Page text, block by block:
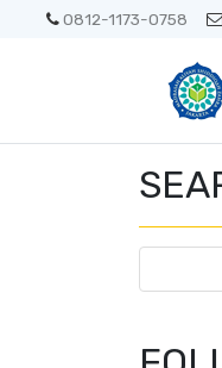
0812-1173-0758